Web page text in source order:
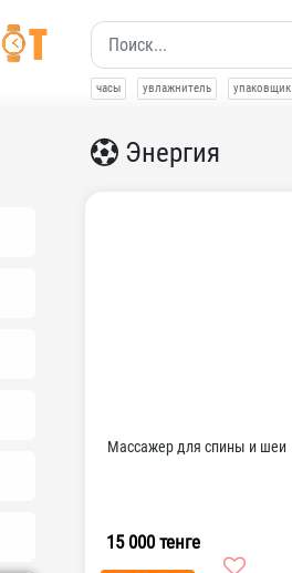
часы увлажнитель упаковщик
Энергия
Массажер для спины и шеи
15 000 тенге